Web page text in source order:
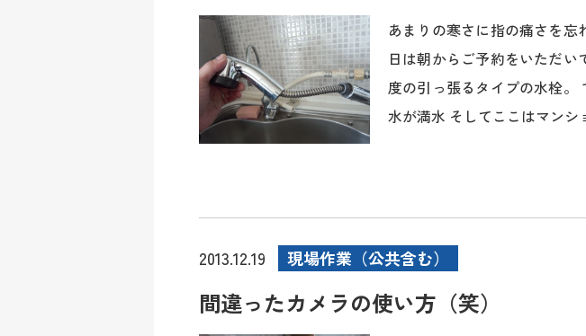
あまりの寒さに指の痛さを
日は朝からご予約をいただ
度の引っ張るタイプの水栓。
水が満水 そしてここはマンシ
2013.12.19 現場作業（公共含む）
間違ったカメラの使い方（笑）